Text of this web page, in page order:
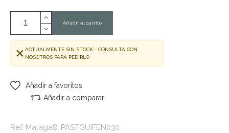
Añadir al carrito
ACTUALMENTE SIN STOCK - CONSULTA CON
NOSOTROS PARA PEDIRLO
Añadir a favoritos
Añadir a comparar
Ref. Malaga8: PASTGUIFEN030